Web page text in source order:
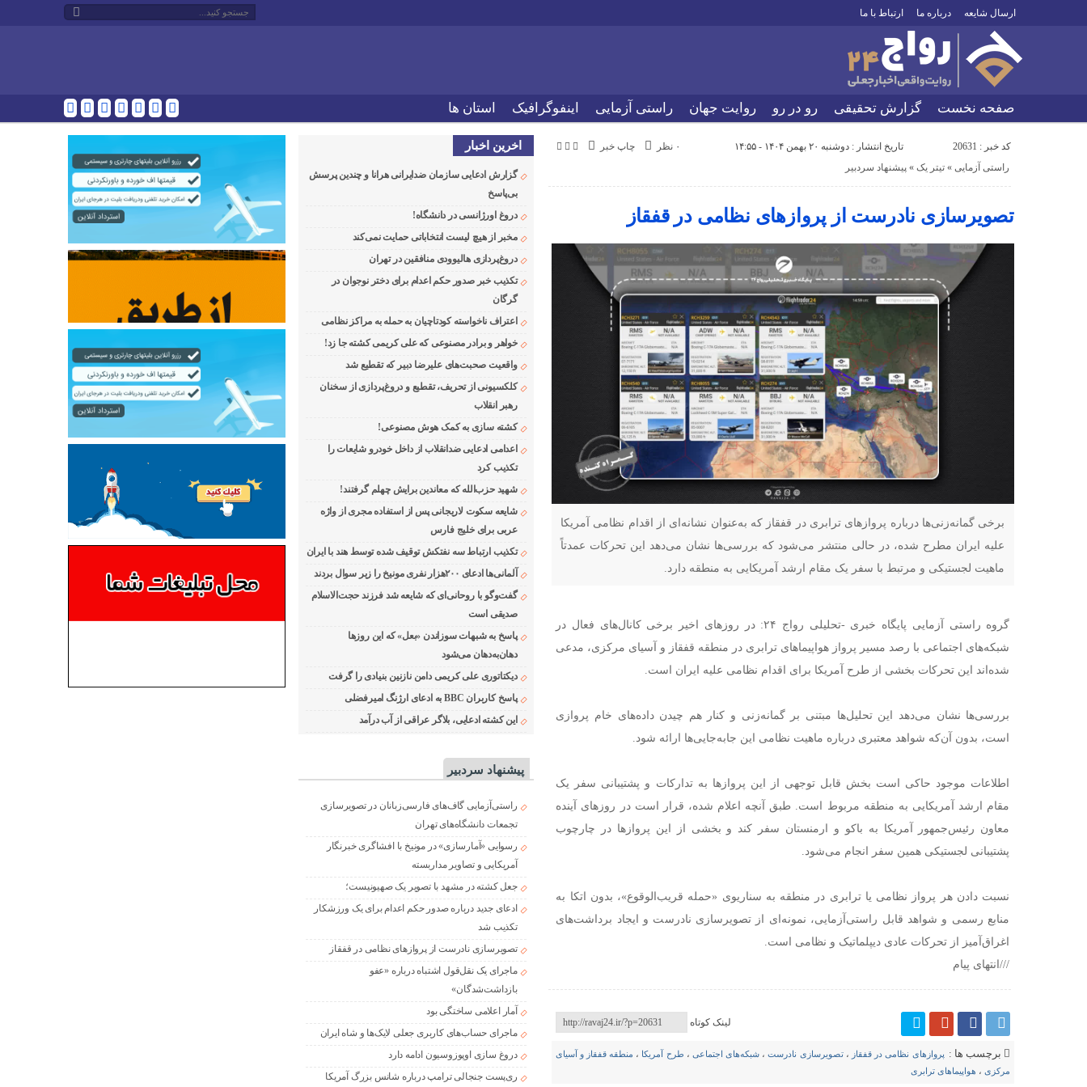
ارسال شایعه درباره ما ارتباط با ما
صفحه نخست گزارش تحقیقی رو در رو روایت جهان راستی آزمایی اینفوگرافیک استان ها
کد خبر : 20631 تاریخ انتشار : دوشنبه ۲۰ بهمن ۱۴۰۴ - ۱۴:۵۵ چاپ خبر
۰ نظر
پیشنهاد سردبیر « تیتر یک « راستی آزمایی
تصویرسازی نادرست از پروازهای نظامی در قفقاز
برخی گمانه‌زنی‌ها درباره پروازهای ترابری در قفقاز که به‌عنوان نشانه‌ای از اقدام نظامی آمریکا
علیه ایران مطرح شده، در حالی منتشر می‌شود که بررسی‌ها نشان می‌دهد این تحرکات عمدتاً
ماهیت لجستیکی و مرتبط با سفر یک مقام ارشد آمریکایی به منطقه دارد.
گروه راستی آزمایی پایگاه خبری -تحلیلی رواج ۲۴: در روزهای اخیر برخی کانال‌های فعال در
شبکه‌های اجتماعی با رصد مسیر پرواز هواپیماهای ترابری در منطقه قفقاز و آسیای مرکزی، مدعی
شده‌اند این تحرکات بخشی از طرح آمریکا برای اقدام نظامی علیه ایران است.
بررسی‌ها نشان می‌دهد این تحلیل‌ها مبتنی بر گمانه‌زنی و کنار هم چیدن داده‌های خام پروازی
است، بدون آن‌که شواهد معتبری درباره ماهیت نظامی این جابه‌جایی‌ها ارائه شود.
اطلاعات موجود حاکی است بخش قابل توجهی از این پروازها به تدارکات و پشتیبانی سفر یک
مقام ارشد آمریکایی به منطقه مربوط است. طبق آنچه اعلام شده، قرار است در روزهای آینده
معاون رئیس‌جمهور آمریکا به باکو و ارمنستان سفر کند و بخشی از این پروازها در چارچوب
پشتیبانی لجستیکی همین سفر انجام می‌شود.
نسبت دادن هر پرواز نظامی یا ترابری در منطقه به سناریوی «حمله قریب‌الوقوع»، بدون اتکا به
منابع رسمی و شواهد قابل راستی‌آزمایی، نمونه‌ای از تصویرسازی نادرست و ایجاد برداشت‌های
اغراق‌آمیز از تحرکات عادی دیپلماتیک و نظامی است.
///انتهای پیام
لینک کوتاه
برچسب ها : پروازهای نظامی در قفقاز ،تصویرسازی نادرست، شبکه‌های اجتماعی ، طرح آمریکا ، منطقه قفقاز و آسیای
مرکزی ، هواپیماهای ترابری
اخرین اخبار
گزارش ادعایی سازمان ضدایرانی هرانا و چندین پرسش
بی‌پاسخ
دروغ اورژانسی در دانشگاه!
مخبر از هیچ لیست انتخاباتی حمایت نمی‌کند
دروغ‌پردازی هالیوودی منافقین در تهران
تکذیب خبر صدور حکم اعدام برای دختر نوجوان در
گرگان
اعتراف ناخواسته کودتاچیان به حمله به مراکز نظامی
خواهر و برادر مصنوعی که علی کریمی کشته جا زد!
واقعیت صحبت‌های علیرضا دبیر که تقطیع شد
کلکسیونی از تحریف، تقطیع و دروغ‌پردازی از سخنان
رهبر انقلاب
کشته سازی به کمک هوش مصنوعی!
اعدامی ادعایی ضدانقلاب از داخل خودرو شایعات را
تکذیب کرد
شهید حزب‌الله که معاندین برایش چهلم گرفتند!
شایعه سکوت لاریجانی پس از استفاده مجری از واژه
عربی برای خلیج فارس
تکذیب ارتباط سه نفتکش توقیف شده توسط هند با ایران
آلمانی‌ها ادعای ۲۰۰هزار نفری مونیخ را زیر سوال بردند
گفت‌وگو با روحانی‌ای که شایعه شد فرزند حجت‌الاسلام
صدیقی است
پاسخ به شبهات سوزاندن «بعل» که این روزها
دهان‌به‌دهان می‌شود
دیکتاتوری علی کریمی دامن نازنین بنیادی را گرفت
پاسخ کاربران BBC به ادعای ارژنگ امیرفضلی
این کشته ادعایی، بلاگر عراقی از آب درآمد
پیشنهاد سردبیر
راستی‌آزمایی گاف‌های فارسی‌زبانان در تصویرسازی
تجمعات دانشگاه‌های تهران
رسوایی «آمارسازی» در مونیخ با افشاگری خبرنگار
آمریکایی و تصاویر مداربسته
جعل کشته در مشهد با تصویر یک صهیونیست؛
ادعای جدید درباره صدور حکم اعدام برای یک ورزشکار
تکذیب شد
تصویرسازی نادرست از پروازهای نظامی در قفقاز
ماجرای یک نقل‌قول اشتباه درباره «عفو
بازداشت‌شدگان»
آمار اعلامی ساختگی بود
ماجرای حساب‌های کاربری جعلی لایک‌ها و شاه ایران
دروغ سازی اوپوزوسیون ادامه دارد
ری‌پست جنجالی ترامپ درباره شانس بزرگ آمریکا